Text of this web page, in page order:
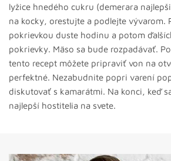
lyžice hnedého cukru (demerara
na kocky, orestujte a podlejte vývarom.
pokrievkou duste hodinu a potom
pokrievky. Mäso sa bude rozpadávať.
tento recept môžete pripraviť von na
perfektné. Nezabudnite popri varení
diskutovať s kamarátmi. Na konci, keď
najlepší hostitelia na svete.